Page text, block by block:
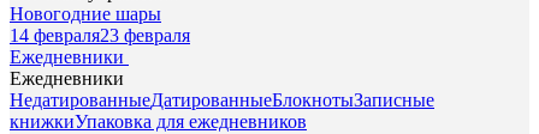
Новогодние шары
14 февраля23 февраля
Ежедневники
Ежедневники
НедатированныеДатированныеБлокнотыЗаписные
книжкиУпаковка для ежедневников